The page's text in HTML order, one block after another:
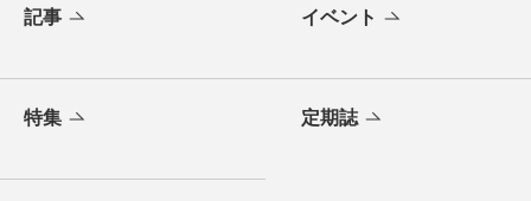
記事 イベント
特集 定期誌